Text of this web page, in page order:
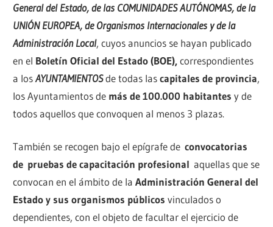
General del Estado, de las COMUNIDADES AUTÓNOMAS, de la
UNIÓN EUROPEA, de Organismos Internacionales y de la
Administración Local, cuyos anuncios se hayan publicado
en el Boletín Oficial del Estado (BOE),correspondientes
a losAYUNTAMIENTOSde todas lascapitales de provincia,
los Ayuntamientos de más de 100.000 habitantes y de
todos aquellos que convoquen al menos 3 plazas.
También se recogen bajo el epígrafe deconvocatorias
de pruebas de capacitación profesional aquellas que se
convocan en el ámbito de laAdministración General del
Estado y sus organismos públicos vinculados o
dependientes, con el objeto de facultar el ejercicio de